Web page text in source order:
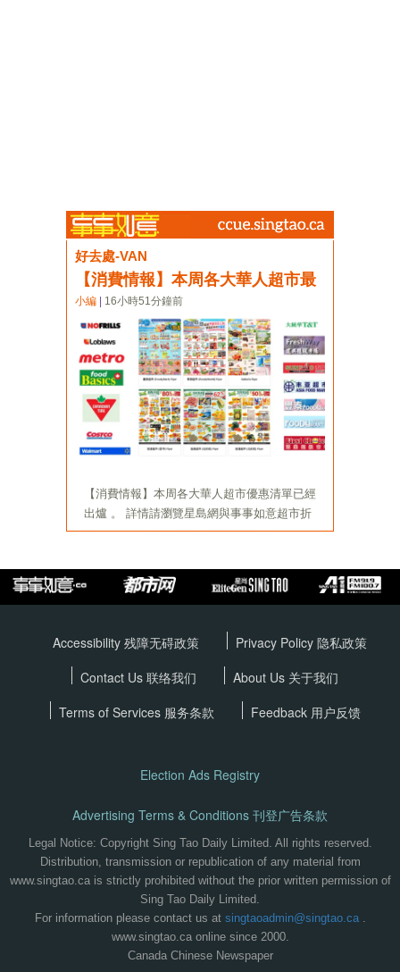
Accessibility 残障无碍政策 Privacy Policy 隐私政策
Contact Us 联络我们
About Us 关于我们
Terms of Services 服务条款 Feedback 用户反馈
Election Ads Registry
Advertising Terms & Conditions 刊登广告条款
Legal Notice: Copyright Sing Tao Daily Limited. All rights reserved.
Distribution, transmission or republication of any material from
www.singtao.ca is strictly prohibited without the prior written permission of
Sing Tao Daily Limited.
For information please contact us at singtaoadmin@singtao.ca.
www.singtao.ca online since 2000.
Canada Chinese Newspaper